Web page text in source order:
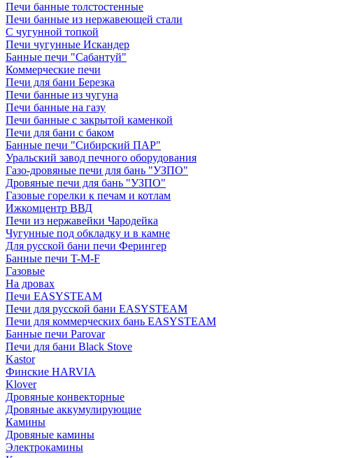
Печи банные толстостенные
Печи банные из нержавеющей стали
С чугунной топкой
Печи чугунные Искандер
Банные печи "Сабантуй"
Коммерческие печи
Печи для бани Березка
Печи банные из чугуна
Печи банные на газу
Печи банные с закрытой каменкой
Печи для бани с баком
Банные печи "Сибирский ПАР"
Уральский завод печного оборудования
Газо-дровяные печи для бань "УЗПО"
Дровяные печи для бань "УЗПО"
Газовые горелки к печам и котлам
Ижкомцентр ВВД
Печи из нержавейки Чародейка
Чугунные под обкладку и в камне
Для русской бани печи Ферингер
Банные печи T-M-F
Газовые
На дровах
Печи EASYSTEAM
Печи для русской бани EASYSTEAM
Печи для коммерческих бань EASYSTEAM
Банные печи Parovar
Печи для бани Black Stove
Kastor
Финские HARVIA
Klover
Дровяные конвекторные
Дровяные аккумулирующие
Камины
Дровяные камины
Электрокамины